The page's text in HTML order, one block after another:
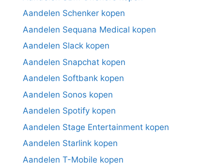
Aandelen Schenker kopen
Aandelen Sequana Medical kopen
Aandelen Slack kopen
Aandelen Snapchat kopen
Aandelen Softbank kopen
Aandelen Sonos kopen
Aandelen Spotify kopen
Aandelen Stage Entertainment kopen
Aandelen Starlink kopen
Aandelen T-Mobile kopen